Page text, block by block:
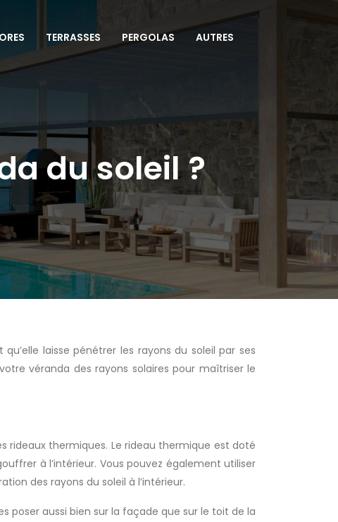
TERRASSES PERGOLAS AUTRES
du soleil ?
véranda des rayons solaires pour maîtriser le
rideaux thermiques. Le rideau thermique est doté
à l’intérieur. Vous pouvez également utiliser
des rayons du soleil à l’intérieur.
poser aussi bien sur la façade que sur le toit de la